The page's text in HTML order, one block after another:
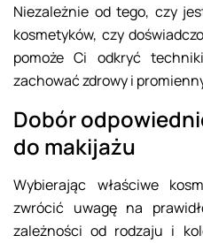
Niezależnie od tego, czy
kosmetyków, czy
pomoże Ci odkryć
zachować zdrowy i
Dobór
do makijażu
Wybierając właściwe
zwrócić uwagę na
zależności od rodzaju i